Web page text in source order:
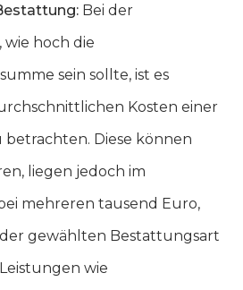
Bei der
hoch die
sein sollte, ist es
Kosten einer
Diese können
liegen jedoch im
mehreren tausend Euro,
gewählten Bestattungsart
wie